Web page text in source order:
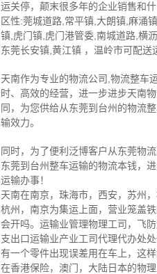
运关停，颠末很多年的企业销售和
区性:莞城道路,常平镇,大朗镇,麻涌
镇,虎门镇,虎门港管委,南城道路,横
东莞长安镇,黄江镇 ，温岭市可配送
天南作为专业的物流公司,物流整车
时、高效的经营，进一步进步天南
同，为您供给从东莞到台州的物流
输效力。
同时，为了便利泛博客户从东莞物
东莞到台州整车运输的物流本钱，
运输办事！
天南在南京，珠海市，西安，苏州
杭州，南京为集运上面，营业笼盖
会开吗。运输业管理物理工司，飞
支出口运输业产业工司代理代办处
有一个零件出现误差用在车上，这
在香港保险，澳门，大陆日本的物